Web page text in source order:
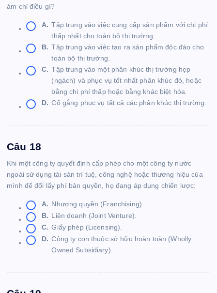
ám chỉ điều gì?
A. Tập trung vào việc cung cấp sản phẩm với chi phí
thấp nhất cho toàn bộ thị trường.
B. Tập trung vào việc tạo ra sản phẩm độc đáo cho
toàn bộ thị trường.
C. Tập trung vào một phân khúc thị trường hẹp
(ngách) và phục vụ tốt nhất phân khúc đó, hoặc
bằng chi phí thấp hoặc bằng khác biệt hóa.
D. Cố gắng phục vụ tất cả các phân khúc thị trường.
Câu 18
Khi một công ty quyết định cấp phép cho một công ty nước
ngoài sử dụng tài sản trí tuệ, công nghệ hoặc thương hiệu của
mình để đổi lấy phí bản quyền, họ đang áp dụng chiến lược:
A. Nhượng quyền (Franchising).
B. Liên doanh (Joint Venture).
C. Giấy phép (Licensing).
D. Công ty con thuộc sở hữu hoàn toàn (Wholly
Owned Subsidiary).